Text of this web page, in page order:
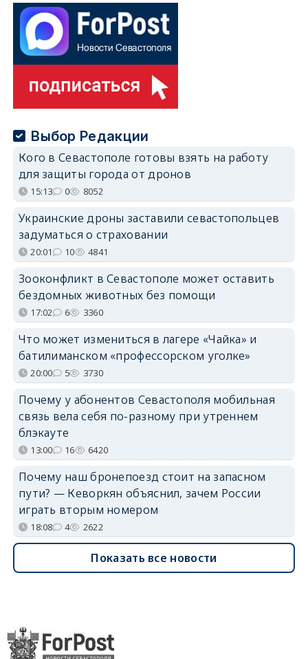
Выбор Редакции
Кого в Севастополе готовы взять на работу
для защиты города от дронов
15:13 0 8052
Украинские дроны заставили севастопольцев
задуматься о страховании
20:01 10 4841
Зооконфликт в Севастополе может оставить
бездомных животных без помощи
17:02 6 3360
Что может измениться в лагере «Чайка» и
батилиманском «профессорском уголке»
20:00 5 3730
Почему у абонентов Севастополя мобильная
связь вела себя по-разному при утреннем
блэкауте
13:00 16 6420
Почему наш бронепоезд стоит на запасном
пути? — Кеворкян объяснил, зачем России
играть вторым номером
18:08 4 2622
Показать все новости